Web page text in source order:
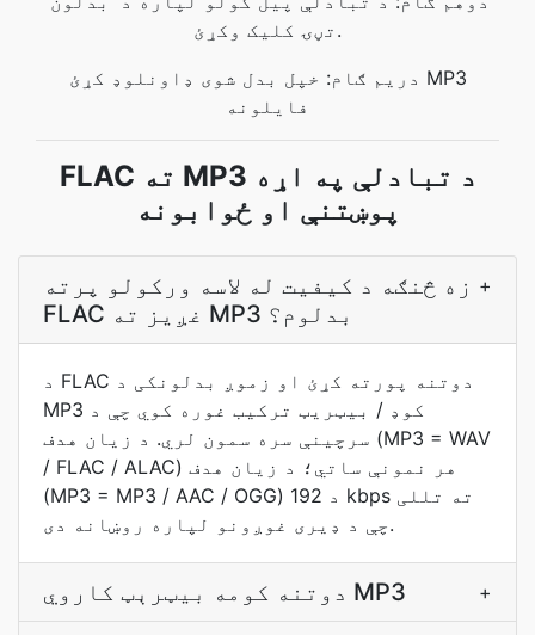
تڼۍ کلیک وکړئ.
دریم ګام: خپل بدل شوی ډاونلوډ کړئ MP3
فایلونه
FLAC ته MP3 د تبادلې په اړه
پوښتنې او ځوابونه
زه څنګه د کیفیت له لاسه ورکولو پرته
FLAC غږیز ته MP3 بدلوم؟
+
د FLAC دوتنه پورته کړئ او زموږ بدلونکی د
MP3 کوډ / بیټریټ ترکیب غوره کوي چې د
سرچینې سره سمون لري. د زیان هدف (MP3 = WAV
/ FLAC / ALAC) هر نمونې ساتي؛ د زیان هدف
(MP3 = MP3 / AAC / OGG) د 192 kbps ته تللی
چې د ډیری غوږونو لپاره روښانه دی.
دوتنه کومه بيټرېټ کاروي MP3 +